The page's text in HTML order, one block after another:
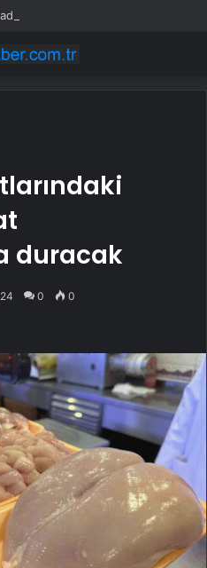
duracak
0 0